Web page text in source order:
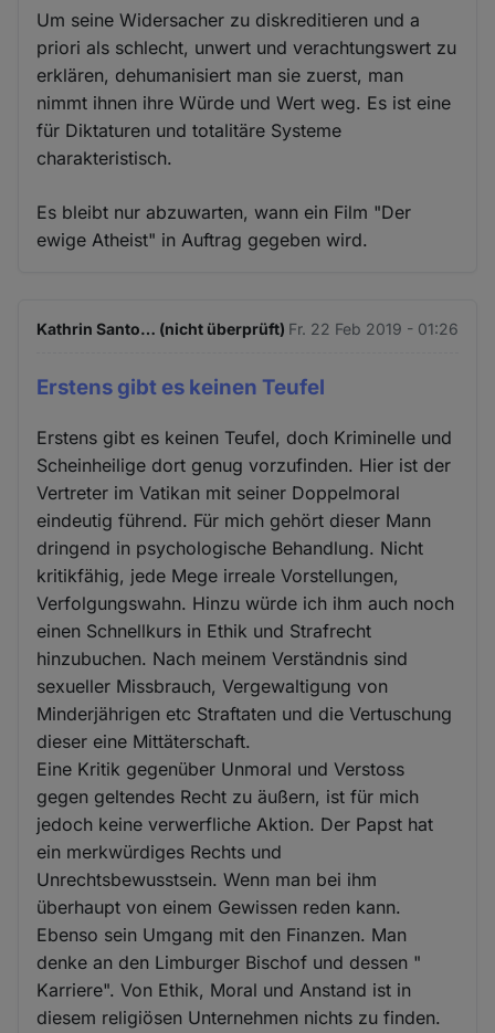
Um seine Widersacher zu diskreditieren und a
priori als schlecht, unwert und verachtungswert zu
erklären, dehumanisiert man sie zuerst, man
nimmt ihnen ihre Würde und Wert weg. Es ist eine
für Diktaturen und totalitäre Systeme
charakteristisch.
Es bleibt nur abzuwarten, wann ein Film "Der
ewige Atheist" in Auftrag gegeben wird.
Kathrin Santo… (nicht überprüft) Fr. 22 Feb 2019 - 01:26
Erstens gibt es keinen Teufel
Erstens gibt es keinen Teufel, doch Kriminelle und
Scheinheilige dort genug vorzufinden. Hier ist der
Vertreter im Vatikan mit seiner Doppelmoral
eindeutig führend. Für mich gehört dieser Mann
dringend in psychologische Behandlung. Nicht
kritikfähig, jede Mege irreale Vorstellungen,
Verfolgungswahn. Hinzu würde ich ihm auch noch
einen Schnellkurs in Ethik und Strafrecht
hinzubuchen. Nach meinem Verständnis sind
sexueller Missbrauch, Vergewaltigung von
Minderjährigen etc Straftaten und die Vertuschung
dieser eine Mittäterschaft.
Eine Kritik gegenüber Unmoral und Verstoss
gegen geltendes Recht zu äußern, ist für mich
jedoch keine verwerfliche Aktion. Der Papst hat
ein merkwürdiges Rechts und
Unrechtsbewusstsein. Wenn man bei ihm
überhaupt von einem Gewissen reden kann.
Ebenso sein Umgang mit den Finanzen. Man
denke an den Limburger Bischof und dessen "
Karriere". Von Ethik, Moral und Anstand ist in
diesem religiösen Unternehmen nichts zu finden.